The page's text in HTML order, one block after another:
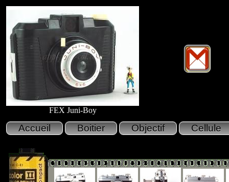
FEX Juni-Boy